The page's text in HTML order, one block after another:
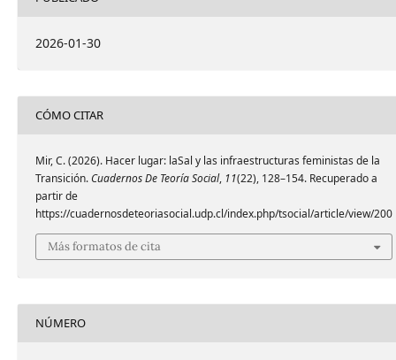
2026-01-30
CÓMO CITAR
Mir, C. (2026). Hacer lugar: laSal y las infraestructuras feministas de la
Transición.Cuadernos De Teoría Social, 11(22), 128–154. Recuperado a
partir de
https://cuadernosdeteoriasocial.udp.cl/index.php/tsocial/article/view/200
Más formatos de cita
NÚMERO